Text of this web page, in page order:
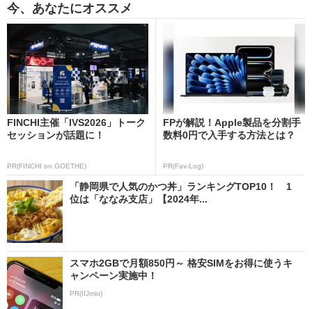
今、あなたにオススメ
FINCHI主催「IVS2026」トーク
セッションが話題に！
PR(FINCHI on GOETHE)
FPが解説！Apple製品を分割手
数料0円で入手する方法とは？
PR(Fav-Log)
「静岡県で人気のかつ丼」ランキングTOP10！ 1
位は「ななみ支店」【2024年...
スマホ2GBで月額850円～ 格安SIMをお得に使うキ
ャンペーン実施中！
PR(IIJmio)